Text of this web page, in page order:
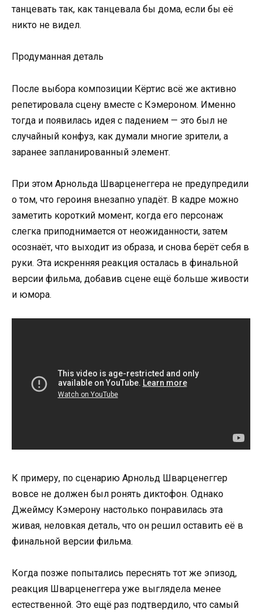
танцевать так, как танцевала бы дома, если бы её
никто не видел.
Продуманная деталь
После выбора композиции Кёртис всё же активно
репетировала сцену вместе с Кэмероном. Именно
тогда и появилась идея с падением — это был не
случайный конфуз, как думали многие зрители, а
заранее запланированный элемент.
При этом Арнольда Шварценеггера не предупредили
о том, что героиня внезапно упадёт. В кадре можно
заметить короткий момент, когда его персонаж
слегка приподнимается от неожиданности, затем
осознаёт, что выходит из образа, и снова берёт себя в
руки. Эта искренняя реакция осталась в финальной
версии фильма, добавив сцене ещё больше живости
и юмора.
К примеру, по сценарию Арнольд Шварценеггер
вовсе не должен был ронять диктофон. Однако
Джеймсу Кэмерону настолько понравилась эта
живая, неловкая деталь, что он решил оставить её в
финальной версии фильма.
Когда позже попытались переснять тот же эпизод,
реакция Шварценеггера уже выглядела менее
естественной. Это ещё раз подтвердило, что самый